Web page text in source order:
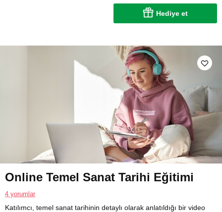
Hediye et
Online Temel Sanat Tarihi Eğitimi
4 yorumlar
Katılımcı, temel sanat tarihinin detaylı olarak anlatıldığı bir video